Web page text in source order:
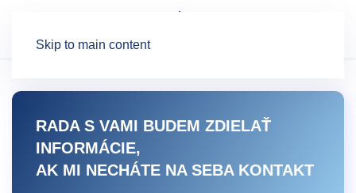
Skip to main content
RADA S VAMI BUDEM ZDIELAŤ
INFORMÁCIE,
AK MI NECHÁTE NA SEBA KONTAKT